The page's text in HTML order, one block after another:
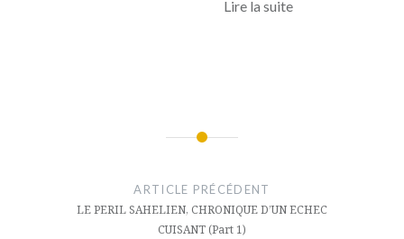
Lire la suite
l’article
ARTICLE PRÉCÉDENT
LE PERIL SAHELIEN, CHRONIQUE D’UN ECHEC
CUISANT (Part 1)